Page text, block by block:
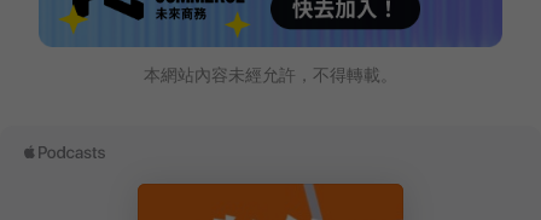
本網站內容未經允許，不得轉載。